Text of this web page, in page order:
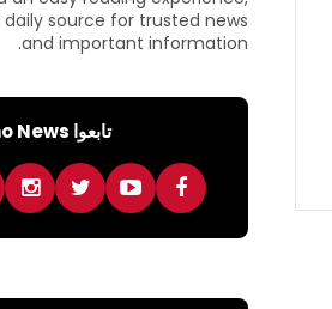
daily source for trusted news
and important information.
تابعوا Carino News